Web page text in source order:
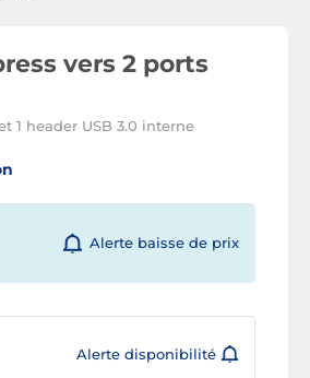
vers 2 ports
1 header USB 3.0 interne
Alerte baisse de prix
Alerte disponibilité